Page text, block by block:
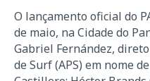
O lançamento oficial do
de maio, na Cidade do
Gabriel Fernández,
de Surf (APS) em nome